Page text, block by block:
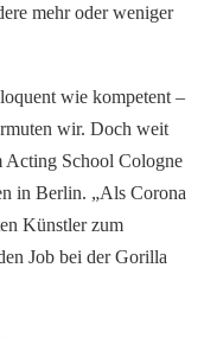
mehr oder weniger
wie kompetent –
wir. Doch weit
Acting School Cologne
in Berlin. „Als Corona
Künstler zum
Job bei der Gorilla